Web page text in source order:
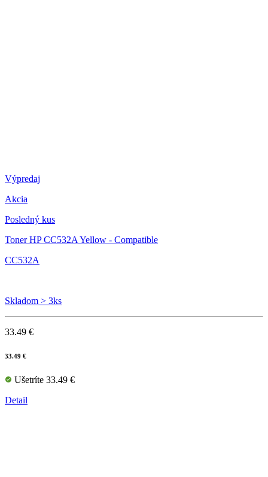
Výpredaj
Akcia
Posledný kus
Toner HP CC532A Yellow - Compatible
CC532A
Skladom > 3ks
33.49 €
33.49 €
Ušetríte 33.49 €
Detail